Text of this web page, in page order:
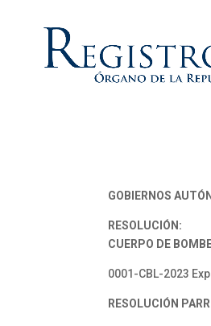
GOBIERNOS
RESOLUCIÓN:
CUERPO DE
0001-CBL-2023
RESOLUCIÓN